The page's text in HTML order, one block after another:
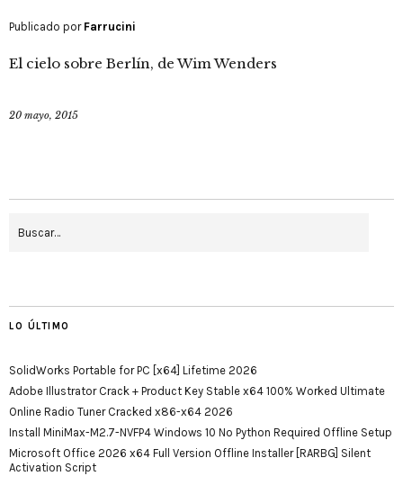
Publicado por Farrucini
El cielo sobre Berlín, de Wim Wenders
20 mayo, 2015
LO ÚLTIMO
SolidWorks Portable for PC [x64] Lifetime 2026
Adobe Illustrator Crack + Product Key Stable x64 100% Worked Ultimate
Online Radio Tuner Cracked x86-x64 2026
Install MiniMax-M2.7-NVFP4 Windows 10 No Python Required Offline Setup
Microsoft Office 2026 x64 Full Version Offline Installer [RARBG] Silent
Activation Script